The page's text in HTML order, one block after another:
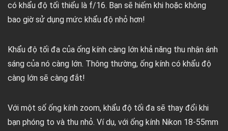
có khẩu độ tối thiểu là f/16. Bạn sẽ hiếm khi hoặc không
bao giờ sử dụng mức khẩu độ nhỏ hơn!
Khẩu độ tối đa của ống kính càng lớn khả năng thu nhận ánh
sáng của nó càng lớn. Thông thường, ống kính có khẩu độ
càng lớn sẽ càng đắt!
Với một số ống kính zoom, khẩu độ tối đa sẽ thay đổi khi
bạn phóng to và thu nhỏ. Ví dụ, với ống kính Nikon 18-55mm